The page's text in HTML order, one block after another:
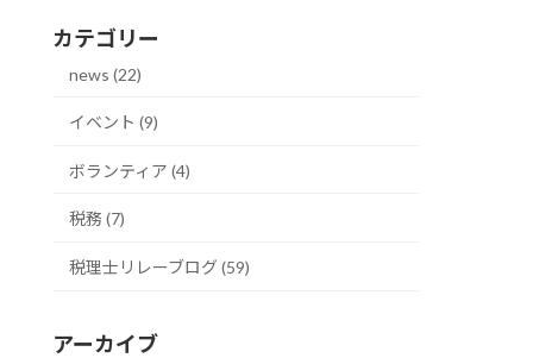
カテゴリー
news (22)
イベント (9)
ボランティア (4)
税務 (7)
税理士リレーブログ (59)
アーカイブ